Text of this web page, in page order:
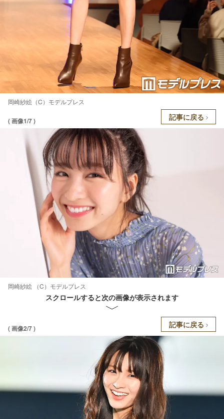
岡崎紗絵（C）モデルプレス
( 画像1/7 ) 記事に戻る
岡崎紗絵 （C）モデルプレス
スクロールすると次の画像が表示されます
( 画像2/7 ) 記事に戻る